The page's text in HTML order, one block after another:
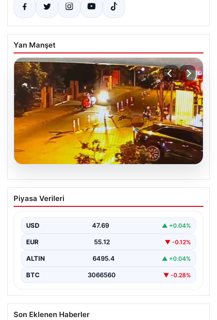
Yan Manşet
05.08.2026
Nilda Müge’nin Ölümüne Yönelik Silahlı
Saldırının Kameralara Yansıyan
İstanbul’un Şişli ilçesinde yaşanan korkutucu olayda,
ilaçları…
Piyasa Verileri
USD 47.69 ▲ +0.04%
EUR 55.12 ▼ -0.12%
ALTIN 6495.4 ▲ +0.04%
BTC 3066560 ▼ -0.28%
Son Eklenen Haberler